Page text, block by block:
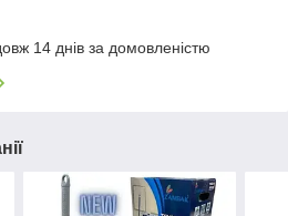
14 днів за домовленістю